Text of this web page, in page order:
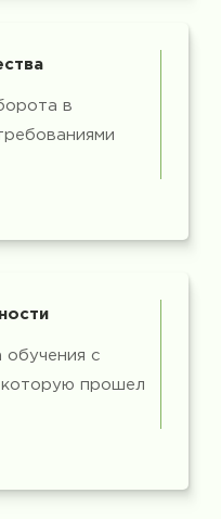
в
обучения с
которую прошел